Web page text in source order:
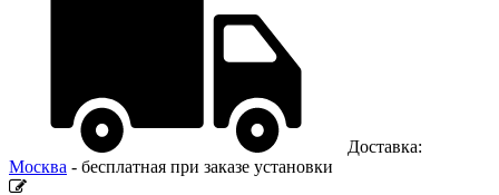
Доставка:
Москва - бесплатная при заказе установки